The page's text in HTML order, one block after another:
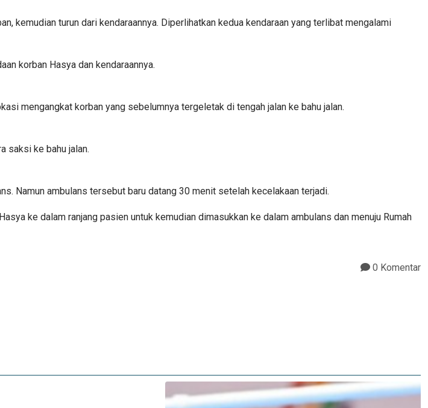
kemudian turun dari kendaraannya. Diperlihatkan kedua kendaraan yang terlibat mengalami
korban Hasya dan kendaraannya.
mengangkat korban yang sebelumnya tergeletak di tengah jalan ke bahu jalan.
saksi ke bahu jalan.
Namun ambulans tersebut baru datang 30 menit setelah kecelakaan terjadi.
ke dalam ranjang pasien untuk kemudian dimasukkan ke dalam ambulans dan menuju Rumah
0 Komentar